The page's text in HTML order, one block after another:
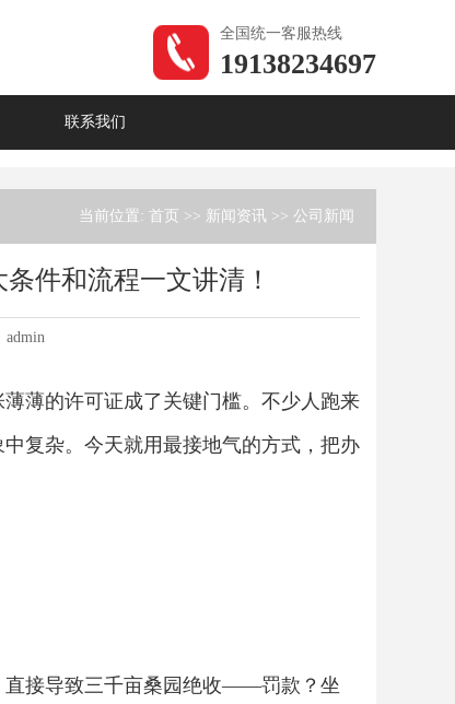
全国统一客服热线
19138234697
联系我们
当前位置: 首页 >> 新闻资讯 >> 公司新闻
件和流程一文讲清！
admin
薄的许可证成了关键门槛。不少人跑来
复杂。今天就用最接地气的方式，把办
直接导致三千亩桑园绝收——罚款？坐